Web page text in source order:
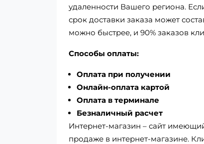
удаленности Вашего региона.
срок доставки заказа может
можно быстрее, и 90% заказов
Способы оплаты:
Оплата при получении
Онлайн-оплата картой
Оплата в терминале
Безналичный расчет
Интернет-магазин – сайт
продаже в интернет-магазине.